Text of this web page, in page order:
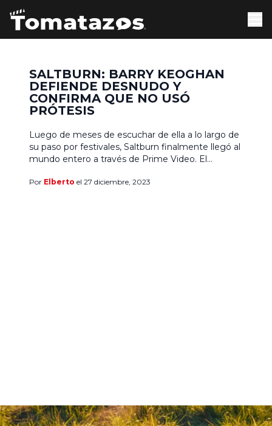
SALTBURN: BARRY KEOGHAN
DEFIENDE DESNUDO Y
CONFIRMA QUE NO USÓ
PRÓTESIS
Luego de meses de escuchar de ella a lo largo de
su paso por festivales, Saltburn finalmente llegó al
mundo entero a través de Prime Video. El
Fennell, realizadora de Hermosa Venganza,
Por Elberto el 27 diciembre, 2023